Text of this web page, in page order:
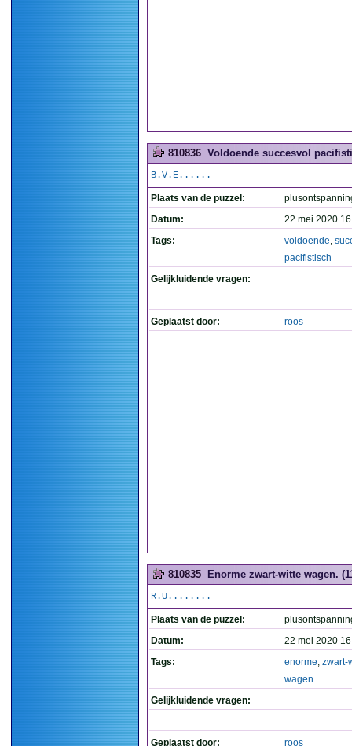
810836 Voldoende succesvol
B.V.E......
Plaats van de puzzel:
Datum:
22 mei 2020
Tags:
voldoende,
pacifistisch
Gelijkluidende vragen:
Geplaatst door: roos
810835 Enorme zwart-witte wagen.
R.U........
Plaats van de puzzel:
Datum:
22 mei 2020
Tags:
enorme, zwart-
wagen
Gelijkluidende vragen:
Geplaatst door: roos